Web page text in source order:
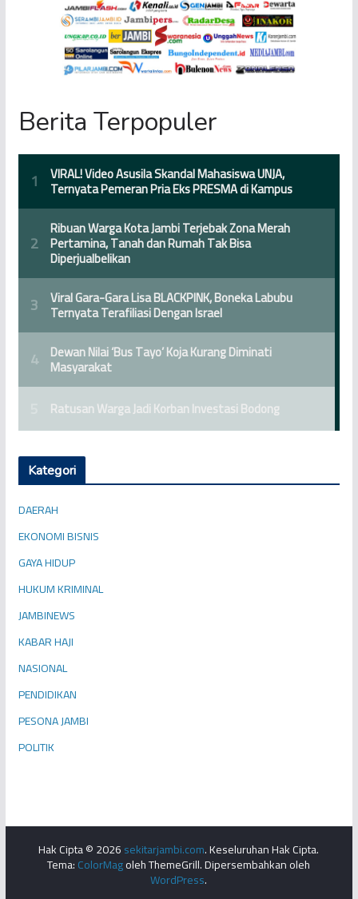
Berita Terpopuler
Kategori
DAERAH
EKONOMI BISNIS
GAYA HIDUP
HUKUM KRIMINAL
JAMBINEWS
KABAR HAJI
NASIONAL
PENDIDIKAN
PESONA JAMBI
POLITIK
Hak Cipta © 2026sekitarjambi.com. Keseluruhan Hak Cipta.
Tema:ColorMagoleh ThemeGrill. Dipersembahkan oleh
WordPress.